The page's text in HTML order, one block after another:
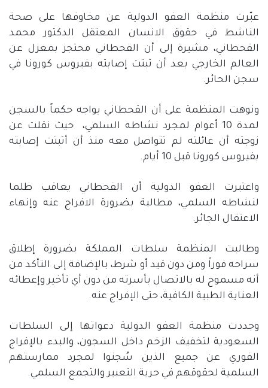
عبّرت منظمة العفو الدولية عن مخاوفها على صحة
الناشط في حقوق الانسان المعتقل الدكتور محمد
القحطاني، مشيرة إلى أن القحطاني محتجز بمعزل عن
العالم الخارجي بعد أن ثبتت إصابته بفيروس كورونا في
سجن الحائر.
ونوهت المنظمة على أن القحطاني يواجه حكماً بالسجن
لمدة 10 أعوام لمجرد نشاطه السلمي،
حيث نقلت عن
زوجته أن عائلته لم تتواصل معه منذ أن أثبتت إصابته
بفيروس كورونا قبل 10 أيام.
واعتبرت العفو الدولية أن القحطاني يعاقب ظلما
لنشاطه السلمي، مطالبة بضرورة الافراج عنه وإنهاء
الاعتقال الجائر.
وطالبت المنظمة سلطات المملكة بضرورة إطلاق
سراحه فوراً ومن دون قيد أو شرط، بالإضافة إلى التأكد من
أنه مسموح له بالاتصال بأسرته من دون أي تأخير وإعطائه
العناية الطبية الكافية، حتى الإفراج عنه.
وجددت منظمة العفو الدولية دعواتها إلى السلطات
السعودية لتخفيف الزخم داخل السجون، والبدء بالإفراج
الفوري عن جميع الذين سُجنوا لمجرد ممارستهم
السلمية لحقوقهم في حرية التعبير والتجمع السلمي.